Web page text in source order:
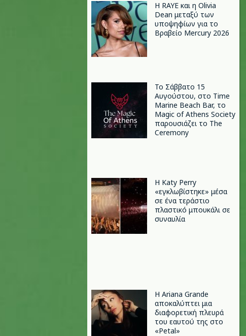
Η RAYE και η Olivia
Dean μεταξύ των
υποψηφίων για το
Βραβείο Mercury 2026
Το Σάββατο 15
Αυγούστου, στο Time
Marine Beach Bar, το
Magic of Athens Society
παρουσιάζει το The
Ceremony
H Katy Perry
«εγκλωβίστηκε» μέσα
σε ένα τεράστιο
πλαστικό μπουκάλι σε
συναυλία
Η Ariana Grande
αποκαλύπτει μια
διαφορετική πλευρά
του εαυτού της στο
«Petal»